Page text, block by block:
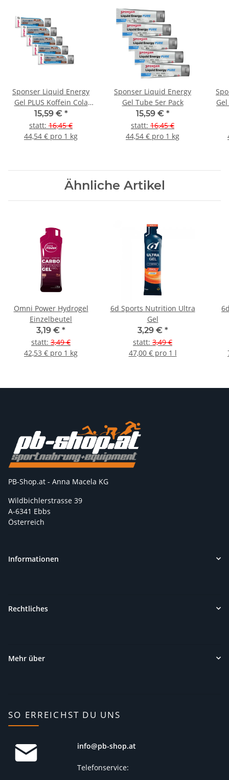
Sponser Liquid Energy
Gel PLUS Koffein Cola
Lemon Tube 5er Pack
15,59 € *
statt: 16,45 €
44,54 € pro 1 kg
Sponser Liquid Energy
Gel Tube 5er Pack
15,59 € *
statt: 16,45 €
44,54 € pro 1 kg
Ähnliche Artikel
Omni Power Hydrogel
Einzelbeutel
3,19 € *
statt: 3,49 €
42,53 € pro 1 kg
6d Sports Nutrition Ultra
Gel
3,29 € *
statt: 3,49 €
47,00 € pro 1 l
PB-Shop.at - Anna Macela KG
Wildbichlerstrasse 39
A-6341 Ebbs
Österreich
Informationen
Rechtliches
Mehr über
SO ERREICHST DU UNS
info@pb-shop.at
Telefonservice: